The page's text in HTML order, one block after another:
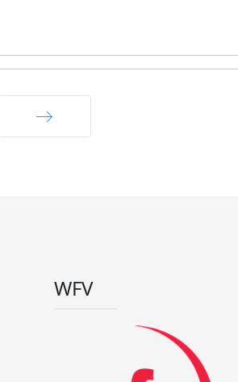
WFV